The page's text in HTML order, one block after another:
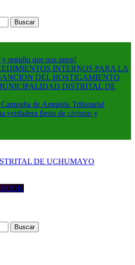
y orgullo que nos unen!
INTERNOS PARA LA
DEL HOSTIGAMIENTO
DISTRITAL DE
de Amnistía Tributaria!
verdadera fiesta de civismo y